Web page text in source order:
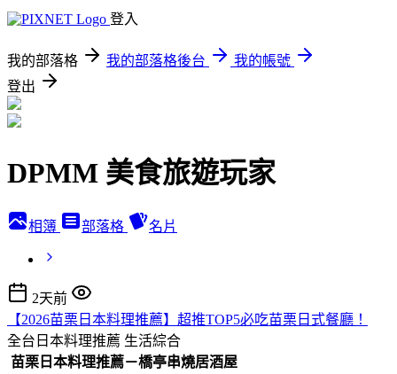
登入
我的部落格 我的部落格後台
我的帳號
登出
DPMM 美食旅遊玩家
相簿 部落格 名片
2天前
【2026苗栗日本料理推薦】超推TOP5必吃苗栗日式餐廳！
全台日本料理推薦 生活綜合
苗栗日本料理推薦－橋亭串燒居酒屋